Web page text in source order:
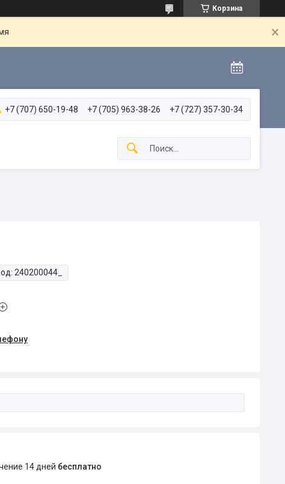
Корзина
+7 (707) 650-19-48 +7 (705) 963-38-26 +7 (727) 357-30-34
240200044_
14 дней бесплатно